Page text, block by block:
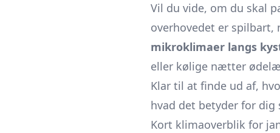
Vil du vide, om du skal
overhovedet er spilbart,
mikroklimaer langs
eller kølige nætter
Klar til at finde ud af,
hvad det betyder for dig
Kort klimaoverblik for